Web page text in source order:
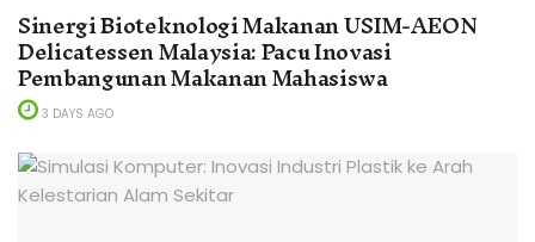
Sinergi Bioteknologi Makanan USIM-AEON
Delicatessen Malaysia: Pacu Inovasi
Pembangunan Makanan Mahasiswa
3 DAYS AGO